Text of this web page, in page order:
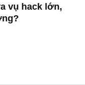
vụ hack lớn,